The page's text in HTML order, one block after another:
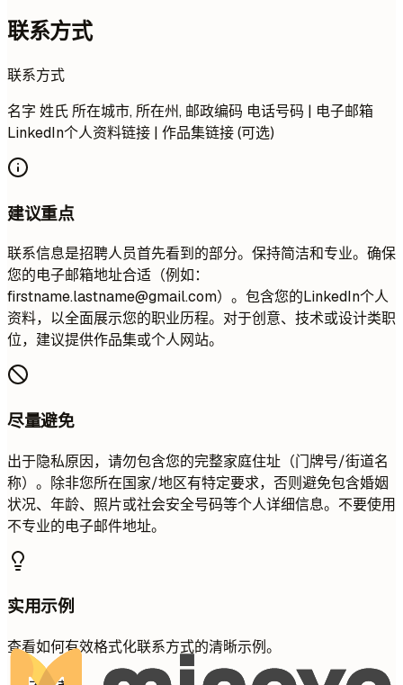
联系方式
联系方式
名字 姓氏 所在城市, 所在州, 邮政编码 电话号码 | 电子邮箱
LinkedIn个人资料链接 | 作品集链接 (可选)
建议重点
联系信息是招聘人员首先看到的部分。保持简洁和专业。确保
您的电子邮箱地址合适（例如：
firstname.lastname@gmail.com）。包含您的LinkedIn个人
资料，以全面展示您的职业历程。对于创意、技术或设计类职
位，建议提供作品集或个人网站。
尽量避免
出于隐私原因，请勿包含您的完整家庭住址（门牌号/街道名
称）。除非您所在国家/地区有特定要求，否则避免包含婚姻
状况、年龄、照片或社会安全号码等个人详细信息。不要使用
不专业的电子邮件地址。
实用示例
查看如何有效格式化联系方式的清晰示例。